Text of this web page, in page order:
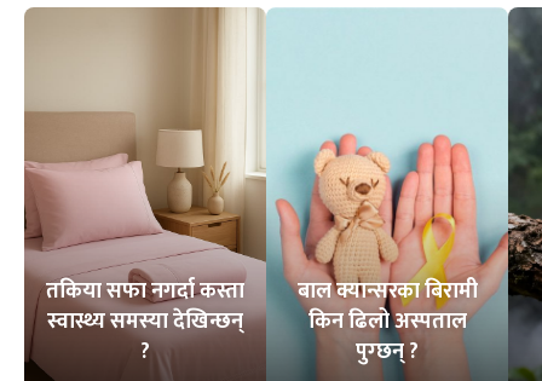
तकिया सफा नगर्दा कस्ता
स्वास्थ्य समस्या देखिन्छन्
?
बाल क्यान्सरका बिरामी
किन ढिलो अस्पताल
पुग्छन् ?